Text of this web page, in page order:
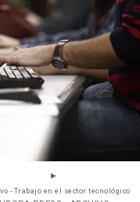
- Trabajo en el sector tecnológico